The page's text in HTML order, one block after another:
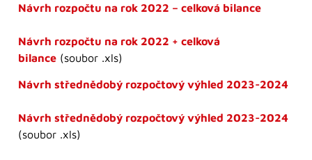
Návrh rozpočtu na rok 2022 – celková bilance
Návrh rozpočtu na rok 2022 + celková
bilance (soubor .xls)
Návrh střednědobý rozpočtový výhled 2023-2024
Návrh střednědobý rozpočtový výhled 2023-2024
(soubor .xls)